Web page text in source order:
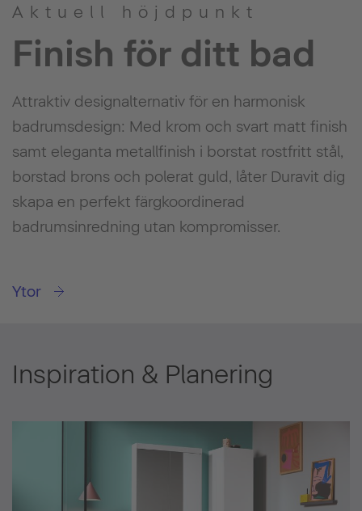
Aktuell höjdpunkt
Finish för ditt bad
Attraktiv designalternativ för en harmonisk
badrumsdesign: Med krom och svart matt finish
samt eleganta metallfinish i borstat rostfritt stål,
borstad brons och polerat guld, låter Duravit dig
skapa en perfekt färgkoordinerad
badrumsinredning utan kompromisser.
Ytor
Inspiration & Planering